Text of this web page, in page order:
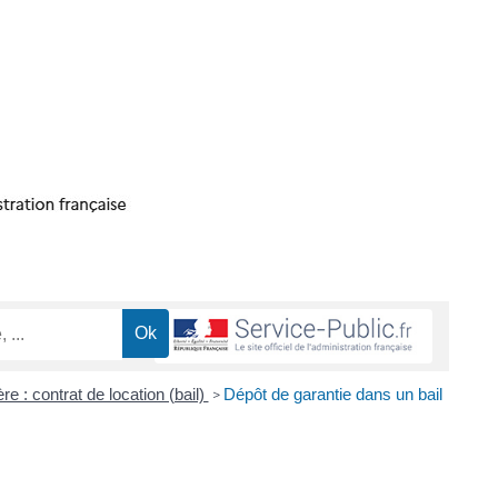
: contrat de location (bail) > Dépôt de garantie dans un bail